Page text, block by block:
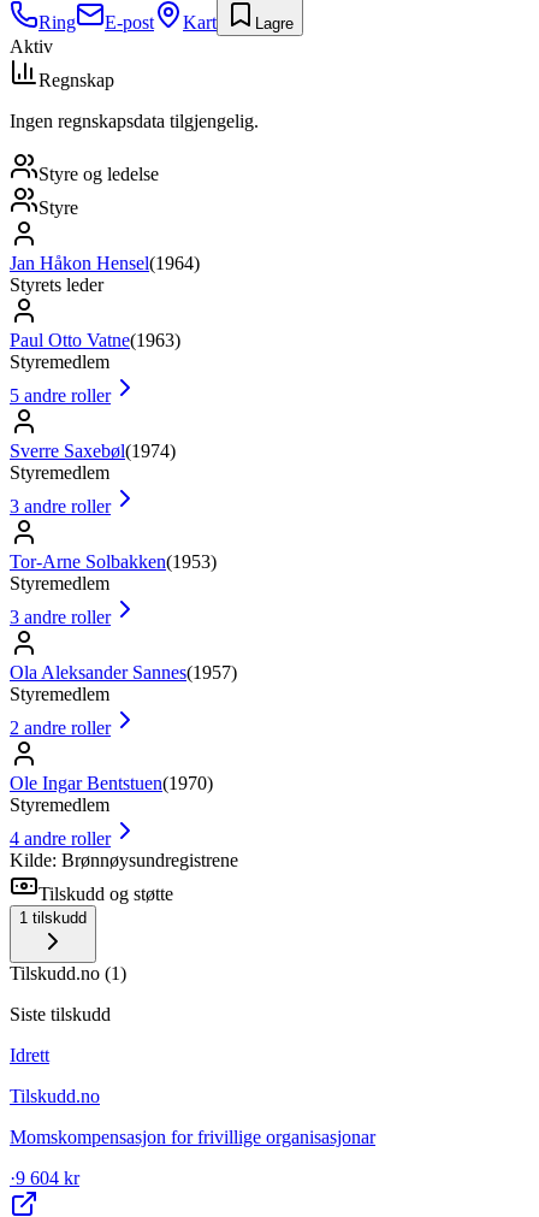
Ring
E-post Kart Lagre
Aktiv
Regnskap
Ingen regnskapsdata tilgjengelig.
Styre og ledelse
Styre
Jan Håkon Hensel(1964)
Styrets leder
Paul Otto Vatne(1963)
Styremedlem
5 andre roller
Sverre Saxebøl(1974)
Styremedlem
3 andre roller
Tor-Arne Solbakken(1953)
Styremedlem
3 andre roller
Ola Aleksander Sannes(1957)
Styremedlem
2 andre roller
Ole Ingar Bentstuen(1970)
Styremedlem
4 andre roller
Kilde: Brønnøysundregistrene
Tilskudd og støtte
1 tilskudd
Tilskudd.no (1)
Siste tilskudd
Idrett
Tilskudd.no
Momskompensasjon for frivillige organisasjonar
·9 604 kr